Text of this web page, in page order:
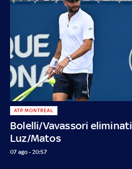
Bolelli/Vavassori
Luz/Matos
ATP MONTREAL
07 ago - 20:57